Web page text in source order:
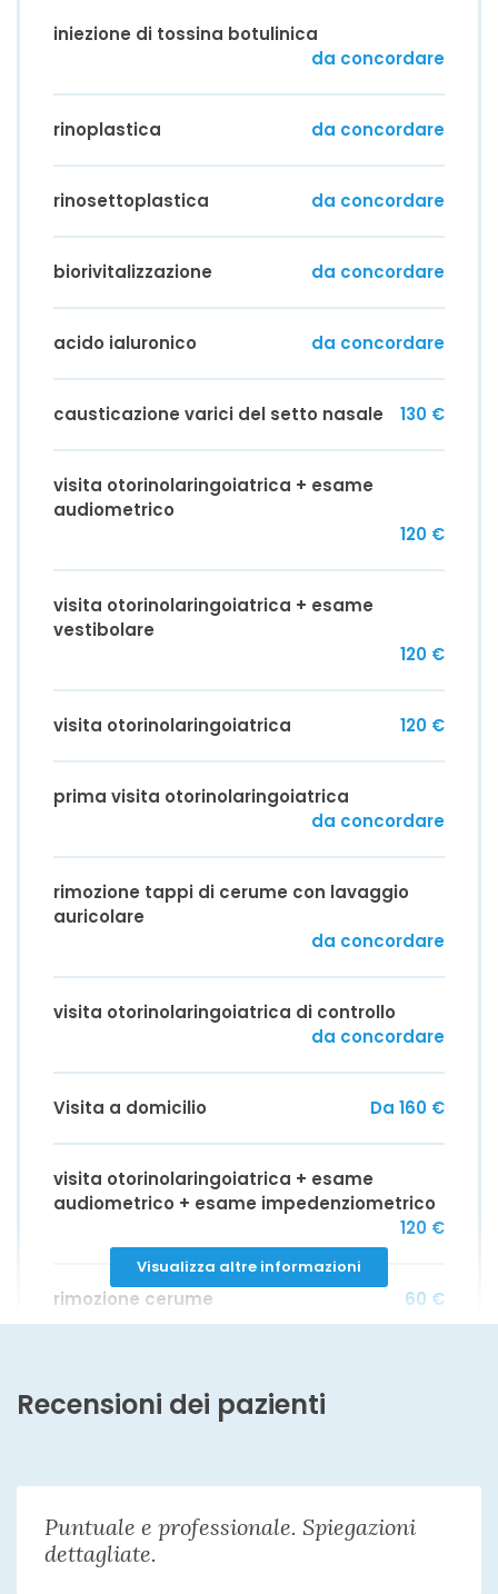
iniezione di tossina botulinica
da concordare
rinoplastica da concordare
rinosettoplastica da concordare
biorivitalizzazione da concordare
acido ialuronico da concordare
causticazione varici del setto nasale 130 €
visita otorinolaringoiatrica + esame
audiometrico
120 €
visita otorinolaringoiatrica + esame
vestibolare
120 €
visita otorinolaringoiatrica 120 €
prima visita otorinolaringoiatrica
da concordare
rimozione tappi di cerume con lavaggio
auricolare
da concordare
visita otorinolaringoiatrica di controllo
da concordare
Visita a domicilio Da 160 €
visita otorinolaringoiatrica + esame
audiometrico + esame impedenziometrico
120 €
rimozione cerume 60 €
Visualizza altre informazioni
Recensioni dei pazienti
Puntuale e professionale. Spiegazioni
dettagliate.